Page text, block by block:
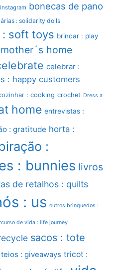
bonecas de pano
: solidarity dolls
: soft toys brincar : play
home
celebrar :
: happy customers
: cooking crochet Dress a
home entrevistas :
: gratitude horta :
:
: bunnies livros
de retalhos : quilts
: us outros brinquedos :
de vida : life journey
sacos : tote
: giveaways tricot :